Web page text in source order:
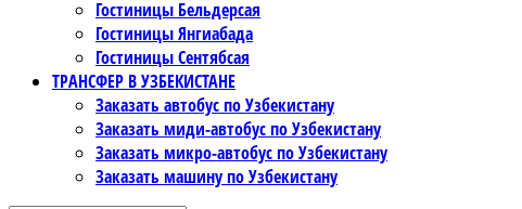
Гостиницы Бельдерсая
Гостиницы Янгиабада
Гостиницы Сентябсая
ТРАНСФЕР В УЗБЕКИСТАНЕ
Заказать автобус по Узбекистану
Заказать миди-автобус по Узбекистану
Заказать микро-автобус по Узбекистану
Заказать машину по Узбекистану